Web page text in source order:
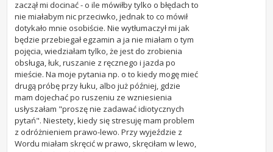
zaczął mi docinać - o ile mówiłby tylko o błędach to
nie miałabym nic przeciwko, jednak to co mówił
dotykało mnie osobiście. Nie wytłumaczył mi jak
będzie przebiegał egzamin a ja nie miałam o tym
pojęcia, wiedziałam tylko, że jest do zrobienia
obsługa, łuk, ruszanie z ręcznego i jazda po
mieście. Na moje pytania np. o to kiedy mogę mieć
drugą próbę przy łuku, albo już później, gdzie
mam dojechać po ruszeniu ze wzniesienia
usłyszałam "proszę nie zadawać idiotycznych
pytań". Niestety, kiedy się stresuję mam problem
z odróżnieniem prawo-lewo. Przy wyjeździe z
Wordu miałam skręcić w prawo, skręciłam w lewo,